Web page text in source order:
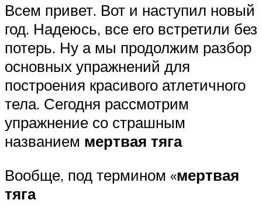
Всем привет. Вот и наступил новый
год. Надеюсь, все его встретили без
потерь. Ну а мы продолжим разбор
основных упражнений для
построения красивого атлетичного
тела. Сегодня рассмотрим
упражнение со страшным
названием мертвая тяга
Вообще, под термином «мертвая
тяга